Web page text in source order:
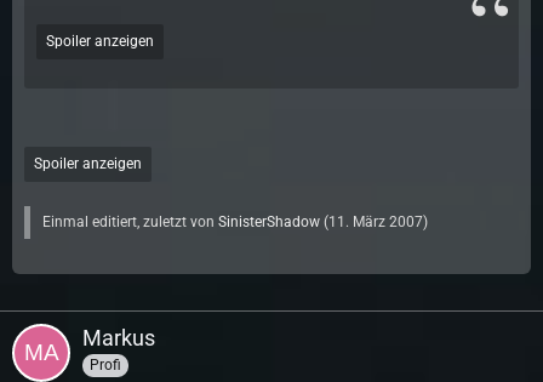
Spoiler anzeigen
Spoiler anzeigen
Einmal editiert, zuletzt von SinisterShadow (11. März 2007)
Markus
Profi